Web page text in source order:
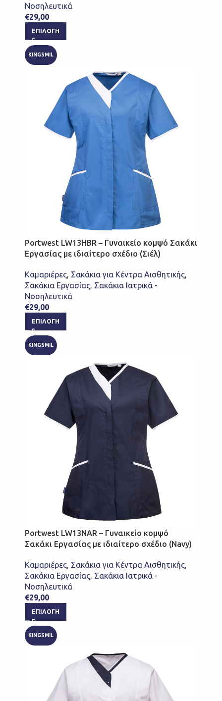
Νοσηλευτικά
€29,00
ΕΠΙΛΟΓΉ
KINGSMIL
Portwest LW13HBR – Γυναικείο κομψό Σακάκι
Εργασίας με ιδιαίτερο σχέδιο (Σιέλ)
Καμαριέρες, Σακάκια για Κέντρα Αισθητικής,
Σακάκια Εργασίας, Σακάκια Ιατρικά -
Νοσηλευτικά
€29,00
ΕΠΙΛΟΓΉ
KINGSMIL
Portwest LW13NAR – Γυναικείο κομψό
Σακάκι Εργασίας με ιδιαίτερο σχέδιο (Navy)
Καμαριέρες, Σακάκια για Κέντρα Αισθητικής,
Σακάκια Εργασίας, Σακάκια Ιατρικά -
Νοσηλευτικά
€29,00
ΕΠΙΛΟΓΉ
KINGSMIL